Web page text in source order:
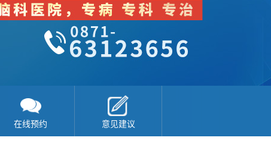
在线预约 意见建议